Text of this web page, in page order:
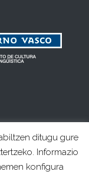
ditugu gure
Informazio
konfigura